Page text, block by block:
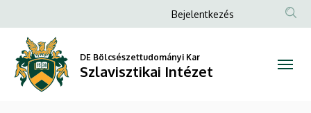
gyakorlati
nyelvtan
a
tartalomra
Anonim
fiók
menüje
Bejelentkezés
DE Bölcsészettudományi Kar
Szlavisztikai Intézet